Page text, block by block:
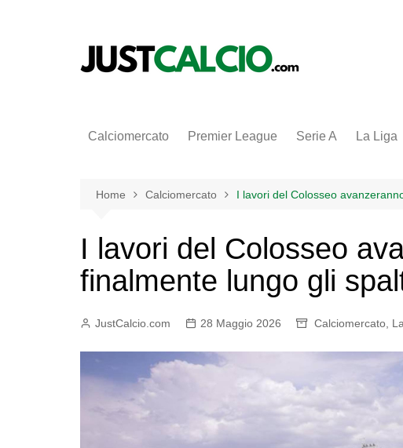
Calciomercato Premier League Serie A La Liga
Home Calciomercato I lavori del Colosseo
I lavori del Colosseo
finalmente lungo gli
JustCalcio.com 28 Maggio 2026 Calciomercato